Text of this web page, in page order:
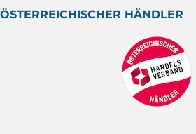
ÖSTERREICHISCHER HÄNDLER